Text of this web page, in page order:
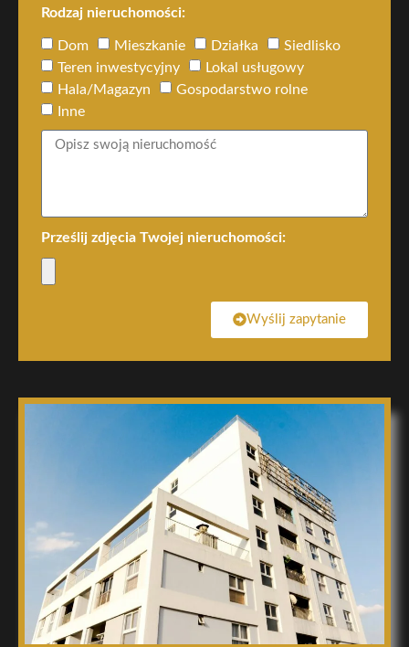
Rodzaj nieruchomości:
Dom Mieszkanie Działka
Siedlisko
Teren inwestycyjny
Lokal usługowy
Hala/Magazyn
Gospodarstwo rolne
Inne
Prześlij zdjęcia Twojej nieruchomości:
Wyślij zapytanie